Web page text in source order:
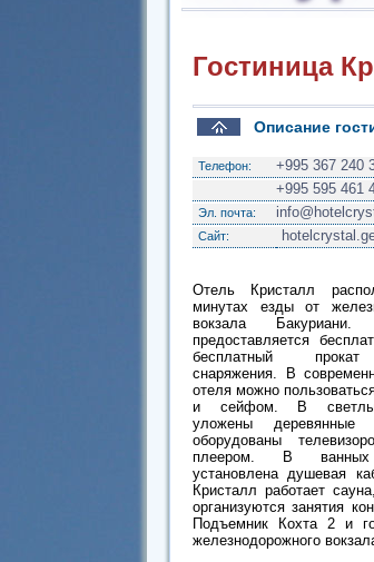
Гостиница
Описание
Телефон:
+995 367 240
+995 595 461
Эл. почта:
Сайт:
Отель Кристалл
минутах езды от
вокзала
предоставляется
бесплатный
снаряжения. В
отеля можно
и сейфом. В
уложены
оборудованы
плеером. В ванных
установлена душевая
Кристалл работает
организуются занятия
Подъемник Кохта 2 и
железнодорожного